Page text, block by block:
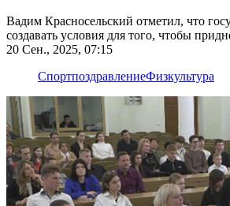
Вадим Красносельский отметил, что
создавать условия для того, чтобы
возраста приобщались к спорту
20 Сен., 2025, 07:15
СпортпоздравлениеФизкультура